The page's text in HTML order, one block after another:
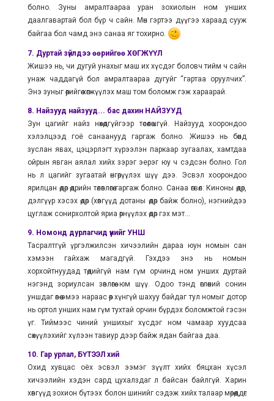
болно. Зуны амралтаараа уран зохиолын ном унших
даалгавартай бол бүр ч сайн. Мөн гэртээ дүүгээ хараад сууж
байгаа бол чамд энэ санаа яг тохирно.
7. Дуртай зүйлдээ өөрийгөө ХӨГЖҮҮЛ
Жишээ нь, чи дугуй унахыг маш их хүсдэг боловч тийм ч сайн
унаж чаддагүй бол амралтаараа дугуйг “гартаа оруулчих”.
Энэ зуныг өөрийгөө хөгжүүлэх маш том боломж гэж хараарай.
8. Найзууд найзууд... бас дахин НАЙЗУУД
Зун цагийг найз нөхөдгүйгээр төсөөлөшгүй. Найзууд хоорондоо
хэлэлцээд гоё санаанууд гаргаж болно. Жишээ нь бөөндөө
зуслан явах, цэцэрлэгт хүрээлэн паркаар зугаалах, хамтдаа
ойрын явган аялал хийх зэрэг эерэг юу ч сэдсэн болно. Гол
нь л цагийг зугаатай өнгөрүүлэх шүү дээ. Эсвэл хоорондоо
ярилцан өдөр өдрийн төлөвлөгөө гаргаж болно. Санаа өгвөл: Киноны өдөр,
дэлгүүр хэсэх өдөр (хөвгүүд дотаны өдөр байж болно), нэгнийдээ
цуглаж сонирхолтой яриа өрнүүлэх өдөр гэх мэт...
9. Номонд дурлагчид үүнийг УНШ
Тасралтгүй үргэлжилсэн хичээлийн дараа юун номын сан
хэмээн гайхаж магадгүй. Гэхдээ энэ нь номын
хорхойтнуудад төдийгүй нам гүм орчинд ном унших дуртай
нэгэнд зориулсан зөвлөгөө юм шүү. Одоо тэнд өглөөний сонин
уншдаг өвөө эмээ нараас өөр хүнгүй шахуу байдаг тул номыг дотор
нь ортол унших нам гүм тухтай орчин бүрдэх боломжтой гэсэн
үг. Тиймээс чиний уншихыг хүсдэг ном чамаар хуудсаа
сөхүүлэхийг хүлээн тавиур дээр байж ядан байгаа даа.
10. Гар урлал, БҮТЭЭЛ хий
Охид хувцас оёх эсвэл ээмэг зүүлт хийх бяцхан хүсэл
хичээлийн хэдэн сард цухалздаг л байсан байлгүй. Харин
хөвгүүд зохион бүтээх болон шинийг сэдэж хийх талаар мөрөөддөг